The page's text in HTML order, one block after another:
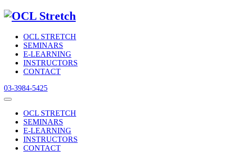
OCL STRETCH
SEMINARS
E-LEARNING
INSTRUCTORS
CONTACT
03-3984-5425
OCL STRETCH
SEMINARS
E-LEARNING
INSTRUCTORS
CONTACT